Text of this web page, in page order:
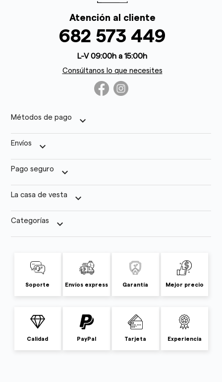
Atención al cliente
682 573 449
L-V 09:00h a 15:00h
Consúltanos lo que necesites
Métodos de pago keyboard_arrow_down
Envíos keyboard_arrow_down
Pago seguro keyboard_arrow_down
La casa de vesta keyboard_arrow_down
Categorías keyboard_arrow_down
Soporte Envíos express Garantía Mejor precio
Calidad PayPal Tarjeta Experiencia